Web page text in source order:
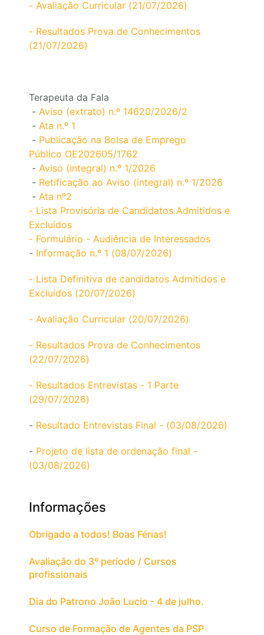
- Avaliação Curricular (21/07/2026)
- Resultados Prova de Conhecimentos
(21/07/2026)
Terapeuta da Fala
- Aviso (extrato) n.º 14620/2026/2
- Ata n.º 1
- Publicação na Bolsa de Emprego
Público OE202605/1762
- Aviso (integral) n.º 1/2026
- Retificação ao Aviso (integral) n.º 1/2026
- Ata nº2
- Lista Provisória de Candidatos Admitidos e
Excluídos
- Formulário - Audiência de Interessados
- Informação n.º 1 (08/07/2026)
- Lista Definitiva de candidatos Admitidos e
Excluídos (20/07/2026)
- Avaliação Curricular (20/07/2026)
- Resultados Prova de Conhecimentos
(22/07/2026)
- Resultados Entrevistas - 1 Parte
(29/07/2026)
- Resultado Entrevistas Final - (03/08/2026)
- Projeto de lista de ordenação final -
(03/08/2026)
Informações
Obrigado a todos! Boas Férias!
Avaliação do 3º período / Cursos
profissionais
Dia do Patrono João Lucio - 4 de julho.
Curso de Formação de Agentes da PSP